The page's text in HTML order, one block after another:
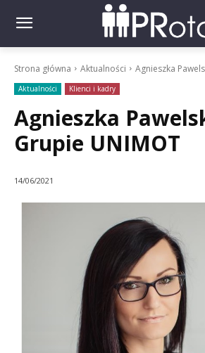
Strona główna Aktualności Agnieszka
Aktualności Klienci i kadry
Agnieszka
Grupie UNIMOT
14/06/2021